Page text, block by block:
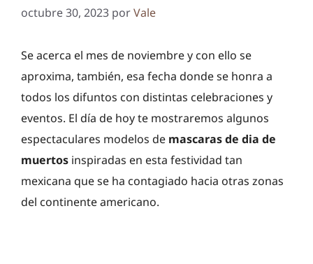
octubre 30, 2023 porVale
Se acerca el mes de noviembre y con ello se
aproxima, también, esa fecha donde se honra a
todos los difuntos con distintas celebraciones y
eventos. El día de hoy te mostraremos algunos
espectaculares modelos de mascaras de dia de
muertos inspiradas en esta festividad tan
mexicana que se ha contagiado hacia otras zonas
del continente americano.